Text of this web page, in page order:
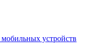
устройств